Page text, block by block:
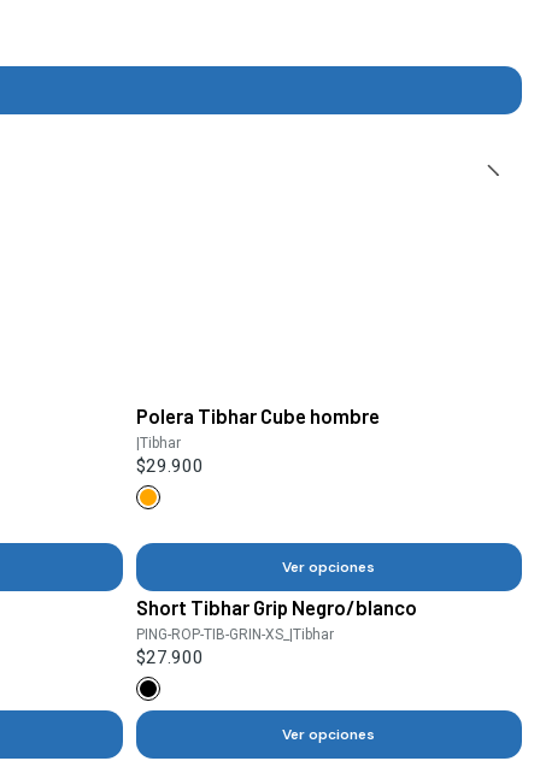
Polera Tibhar Cube hombre
Tibhar
$29.900
Ver opciones
Short Tibhar Grip Negro/blanco
PING-ROP-TIB-GRIN-XS_ Tibhar
$27.900
Ver opciones